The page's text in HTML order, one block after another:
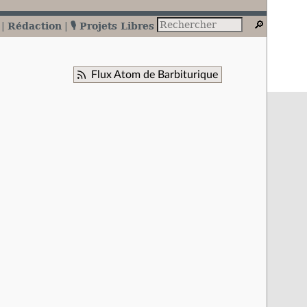
Rédaction 🎙️ Projets Libres
Flux Atom de Barbiturique